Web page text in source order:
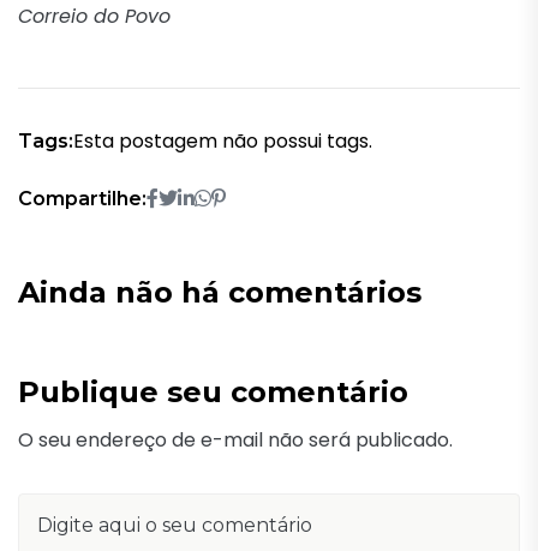
Correio do Povo
Tags:Esta postagem não possui tags.
Compartilhe:
Ainda não há comentários
Publique seu comentário
O seu endereço de e-mail não será publicado.